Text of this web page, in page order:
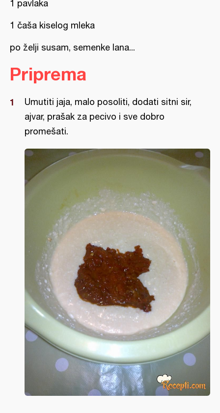
1 pavlaka
1 čaša kiselog mleka
po želji susam, semenke lana...
Priprema
Umutiti jaja, malo posoliti, dodati sitni sir,
ajvar, prašak za pecivo i sve dobro
promešati.